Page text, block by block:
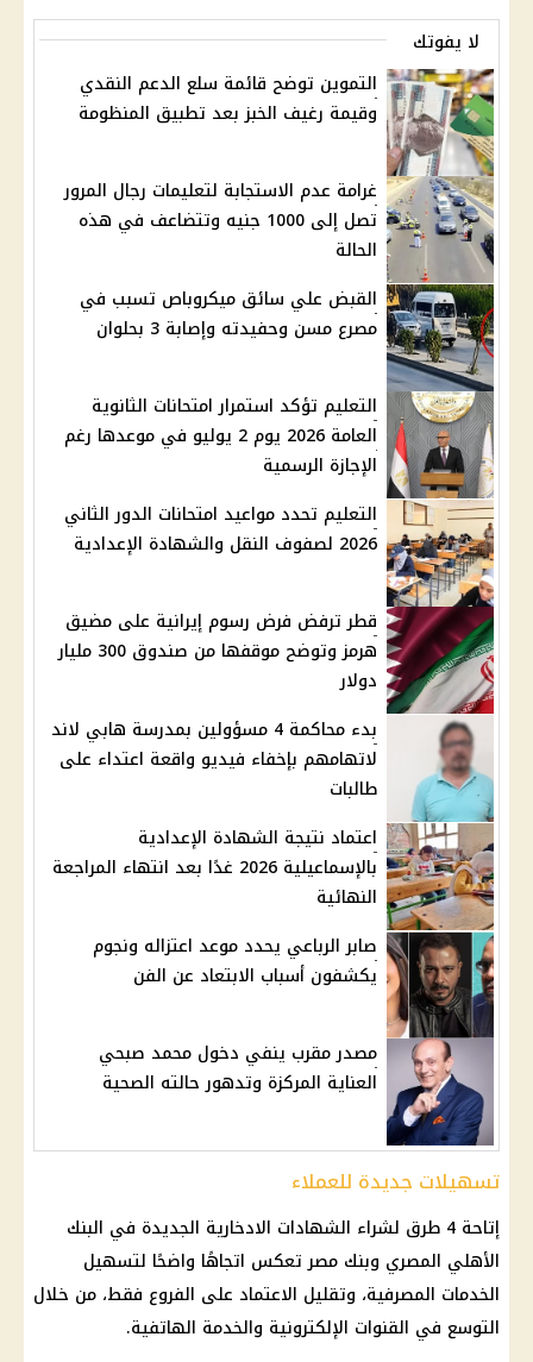
لا يفوتك
التموين توضح قائمة سلع الدعم النقدي
وقيمة رغيف الخبز بعد تطبيق المنظومة
غرامة عدم الاستجابة لتعليمات رجال المرور
تصل إلى 1000 جنيه وتتضاعف في هذه
الحالة
القبض علي سائق ميكروباص تسبب في
مصرع مسن وحفيدته وإصابة 3 بحلوان
التعليم تؤكد استمرار امتحانات الثانوية
العامة 2026 يوم 2 يوليو في موعدها رغم
الإجازة الرسمية
التعليم تحدد مواعيد امتحانات الدور الثاني
2026 لصفوف النقل والشهادة الإعدادية
قطر ترفض فرض رسوم إيرانية على مضيق
هرمز وتوضح موقفها من صندوق 300 مليار
دولار
بدء محاكمة 4 مسؤولين بمدرسة هابي لاند
لاتهامهم بإخفاء فيديو واقعة اعتداء على
طالبات
اعتماد نتيجة الشهادة الإعدادية
بالإسماعيلية 2026 غدًا بعد انتهاء المراجعة
النهائية
صابر الرباعي يحدد موعد اعتزاله ونجوم
يكشفون أسباب الابتعاد عن الفن
مصدر مقرب ينفي دخول محمد صبحي
العناية المركزة وتدهور حالته الصحية
تسهيلات جديدة للعملاء
إتاحة 4 طرق لشراء الشهادات الادخارية الجديدة في البنك
الأهلي المصري وبنك مصر تعكس اتجاهًا واضحًا لتسهيل
الخدمات المصرفية، وتقليل الاعتماد على الفروع فقط، من خلال
التوسع في القنوات الإلكترونية والخدمة الهاتفية.